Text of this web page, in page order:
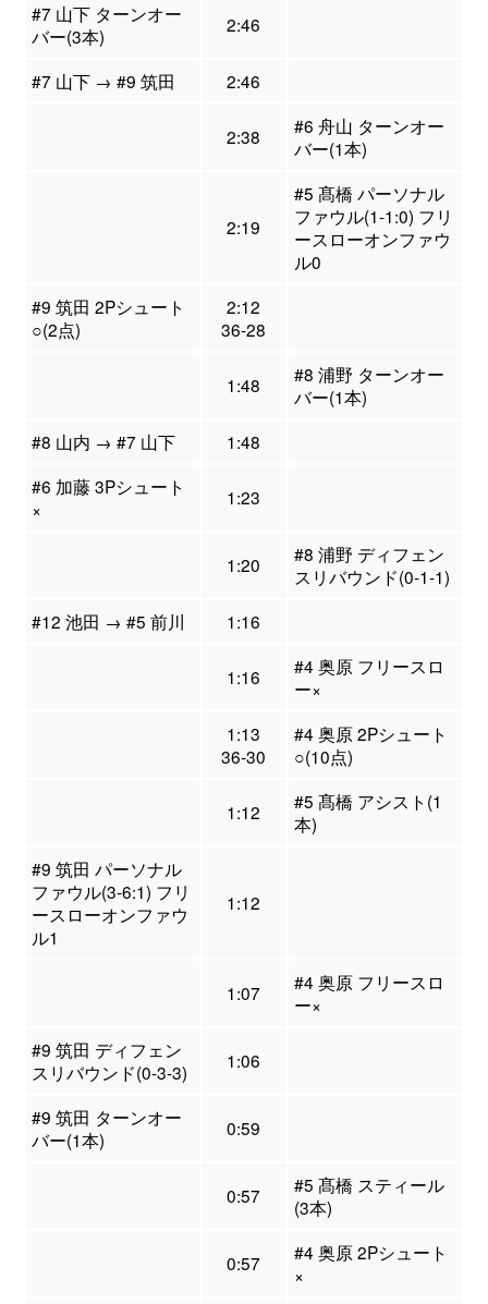
#7 山下 ターンオー
バー(3本)
2:46
#7 山下 → #9 筑田 2:46
2:38
#6 舟山 ターンオー
バー(1本)
2:19
#5 髙橋 パーソナル
ファウル(1-1:0) フリ
ースローオンファウ
ル0
#9 筑田 2Pシュート
○(2点)
2:12
36-28
1:48
#8 浦野 ターンオー
バー(1本)
#8 山内 → #7 山下
1:48
#6 加藤 3Pシュート
×
1:23
1:20
#8 浦野 ディフェン
スリバウンド(0-1-1)
#12 池田 → #5 前川
1:16
1:16
#4 奥原 フリースロ
ー×
1:13
36-30
#4 奥原 2Pシュート
○(10点)
1:12
#5 髙橋 アシスト(1
本)
#9 筑田 パーソナル
ファウル(3-6:1) フリ
ースローオンファウ
ル1
1:12
1:07
#4 奥原 フリースロ
ー×
#9 筑田 ディフェン
スリバウンド(0-3-3)
1:06
#9 筑田 ターンオー
バー(1本)
0:59
0:57
#5 髙橋 スティール
(3本)
0:57
#4 奥原 2Pシュート
×